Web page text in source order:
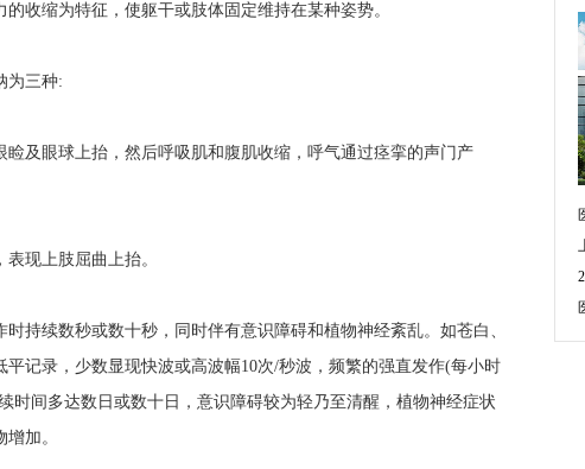
收缩为特征，使躯干或肢体固定维持在某种姿势。
为三种:
及眼球上抬，然后呼吸肌和腹肌收缩，呼气通过痉挛的声门产
现上肢屈曲上抬。
持续数秒或数十秒，同时伴有意识障碍和植物神经紊乱。如苍白、
记录，少数显现快波或高波幅10次/秒波，频繁的强直发作(每小时
时间多达数日或数十日，意识障碍较为轻乃至清醒，植物神经症状
加。